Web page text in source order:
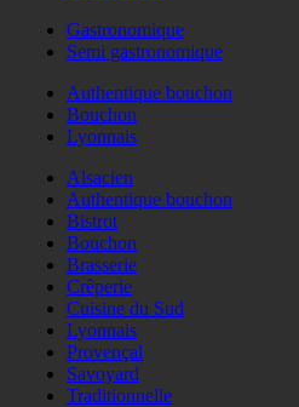
Gastronomique
Semi gastronomique
Authentique bouchon
Bouchon
Lyonnais
Alsacien
Authentique bouchon
Bistrot
Bouchon
Brasserie
Crêperie
Cuisine du Sud
Lyonnais
Provençal
Savoyard
Traditionnelle